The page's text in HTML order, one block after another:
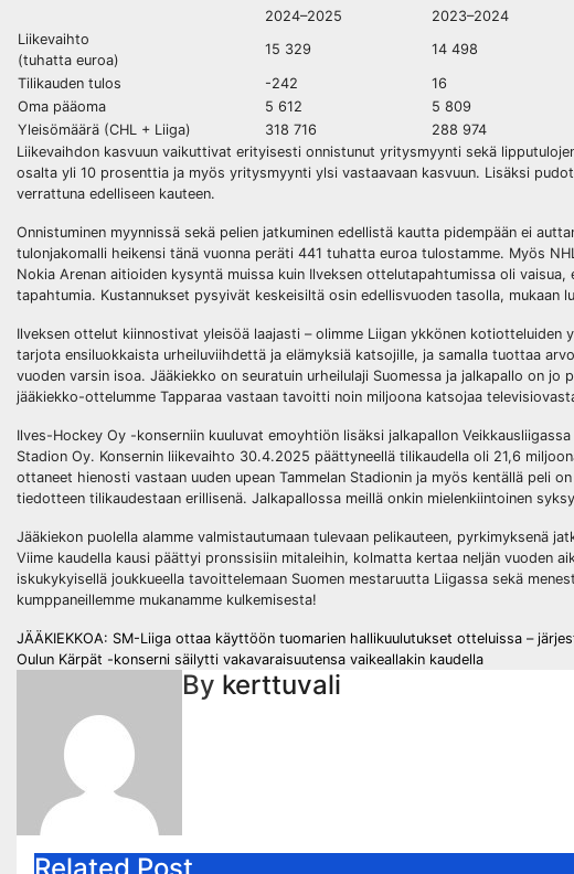
2024–2025 2023–2024
Liikevaihto
(tuhatta euroa)
15 329 14 498
Tilikauden tulos -242 16
Oma pääoma
5 612 5 809
Yleisömäärä (CHL + Liiga)
318 716 288 974
Liikevaihdon kasvuun vaikuttivat erityisesti onnistunut yritysmyynti sekä
osalta yli 10 prosenttia ja myös yritysmyynti ylsi vastaavaan kasvuun. Lisäksi
verrattuna edelliseen kauteen.
Onnistuminen myynnissä sekä pelien jatkuminen edellistä kautta pidempään ei
tulonjakomalli heikensi tänä vuonna peräti 441 tuhatta euroa tulostamme. Myös
Nokia Arenan aitioiden kysyntä muissa kuin Ilveksen ottelutapahtumissa oli
tapahtumia. Kustannukset pysyivät keskeisiltä osin edellisvuoden tasolla, mukaan
Ilveksen ottelut kiinnostivat yleisöä laajasti – olimme Liigan ykkönen
tarjota ensiluokkaista urheiluviihdettä ja elämyksiä katsojille, ja samalla tuottaa
vuoden varsin isoa. Jääkiekko on seuratuin urheilulaji Suomessa ja jalkapallo on
jääkiekko-ottelumme Tapparaa vastaan tavoitti noin miljoona katsojaa
Ilves-Hockey Oy -konserniin kuuluvat emoyhtiön lisäksi jalkapallon
Stadion Oy. Konsernin liikevaihto 30.4.2025 päättyneellä tilikaudella oli 21,6
ottaneet hienosti vastaan uuden upean Tammelan Stadionin ja myös kentällä peli
tiedotteen tilikaudestaan erillisenä. Jalkapallossa meillä onkin mielenkiintoinen
Jääkiekon puolella alamme valmistautumaan tulevaan pelikauteen, pyrkimyksenä
Viime kaudella kausi päättyi pronssisiin mitaleihin, kolmatta kertaa neljän vuoden
iskukykyisellä joukkueella tavoittelemaan Suomen mestaruutta Liigassa sekä
kumppaneillemme mukanamme kulkemisesta!
Post
navigation
JÄÄKIEKKOA: SM-Liiga ottaa käyttöön tuomarien hallikuulutukset otteluissa –
Oulun Kärpät -konserni säilytti vakavaraisuutensa vaikeallakin kaudella
By kerttuvali